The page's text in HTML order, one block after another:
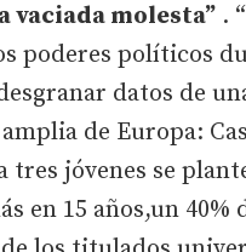
vaciada molesta” .
poderes políticos
datos de
de Europa:
tres jóvenes se
en 15 años,un